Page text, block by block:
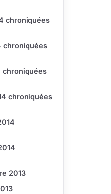
chroniquées
chroniquées
chroniquées
chroniquées
2013